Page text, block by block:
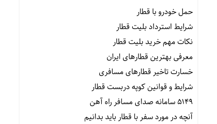
حمل خودرو با قطار
شرایط استرداد بلیت قطار
نکات مهم خرید بلیت قطار
معرفی بهترین قطارهای ایران
خسارت تاخیر قطارهای مسافری
شرایط و قوانین کوپه دربست قطار
۵۱۴۹ سامانه صدای مسافر راه آهن
آنچه در مورد سفر با قطار باید بدانیم